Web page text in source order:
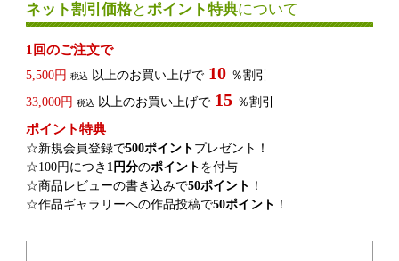
ネット割引価格とポイント特典について
1回のご注文で
5,500円 税込 以上のお買い上げで 10 ％割引
33,000円 税込 以上のお買い上げで 15 ％割引
ポイント特典
☆新規会員登録で500ポイント プレゼント！
☆100円につき 1円分のポイント を付与
☆商品レビューの書き込みで50ポイント ！
☆作品ギャラリーへの作品投稿で50ポイント ！